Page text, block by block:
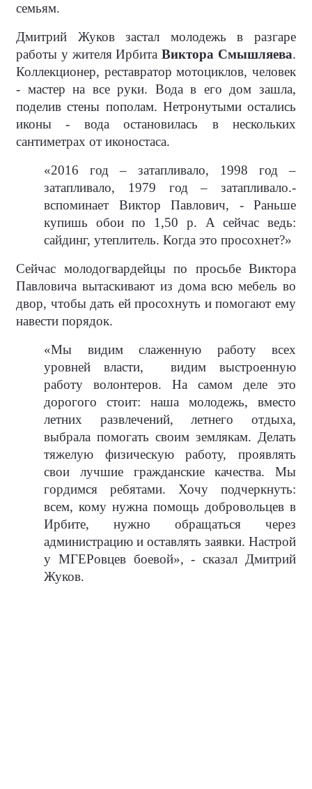
семьям.
Дмитрий Жуков застал молодежь в разгаре
работы у жителя ИрбитаВиктора Смышляева.
Коллекционер, реставратор мотоциклов, человек
- мастер на все руки. Вода в его дом зашла,
поделив стены пополам. Нетронутыми остались
иконы - вода остановилась в нескольких
сантиметрах от иконостаса.
«2016 год – затапливало, 1998 год –
затапливало, 1979 год – затапливало.-
вспоминает Виктор Павлович, - Раньше
купишь обои по 1,50 р. А сейчас ведь:
сайдинг, утеплитель. Когда это просохнет?»
Сейчас молодогвардейцы по просьбе Виктора
Павловича вытаскивают из дома всю мебель во
двор, чтобы дать ей просохнуть и помогают ему
навести порядок.
«Мы видим слаженную работу всех
уровней власти,
видим выстроенную
работу волонтеров. На самом деле это
дорогого стоит: наша молодежь, вместо
летних развлечений, летнего отдыха,
выбрала помогать своим землякам. Делать
тяжелую физическую работу, проявлять
свои лучшие гражданские качества. Мы
гордимся ребятами. Хочу подчеркнуть:
всем, кому нужна помощь добровольцев в
Ирбите, нужно обращаться через
администрацию и оставлять заявки. Настрой
у МГЕРовцев боевой», - сказал Дмитрий
Жуков.